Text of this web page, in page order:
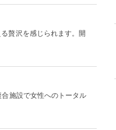
贅沢を感じられます。開
施設で女性へのトータル